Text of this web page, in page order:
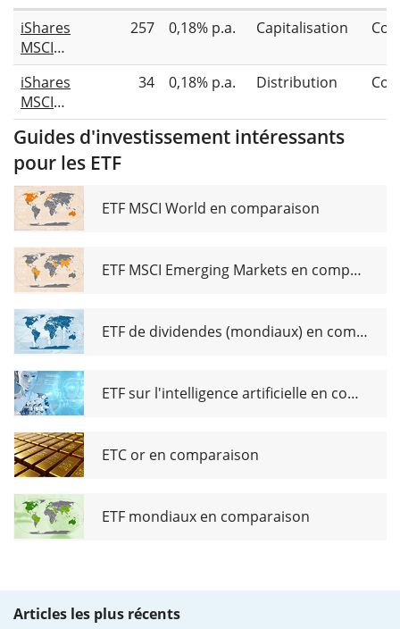
iShares
MSCI
Europe
Energy
Sector
UCITS
ETF EUR
(Acc)
257 0,18% p.a. Capitalisation
iShares
MSCI
Europe
Energy
Sector
ETF EUR
(Dist)
34 0,18% p.a. Distribution
Guides d'investissement intéressants
pour les ETF
ETF MSCI World en comparaison
ETF MSCI Emerging Markets en comparaison
ETF de dividendes (mondiaux) en comparaison
ETF sur l'intelligence artificielle en comparaison
ETC or en comparaison
ETF mondiaux en comparaison
Articles les plus récents